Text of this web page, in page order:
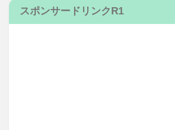
スポンサードリンクR1